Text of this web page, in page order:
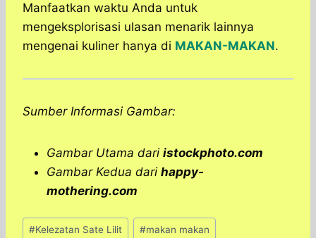
Manfaatkan waktu Anda untuk
mengeksplorisasi ulasan menarik lainnya
mengenai kuliner hanya di MAKAN-MAKAN.
Sumber Informasi Gambar:
Gambar Utama dari istockphoto.com
Gambar Kedua dari happy-
mothering.com
Post
#Kelezatan Sate Lilit #makan makan